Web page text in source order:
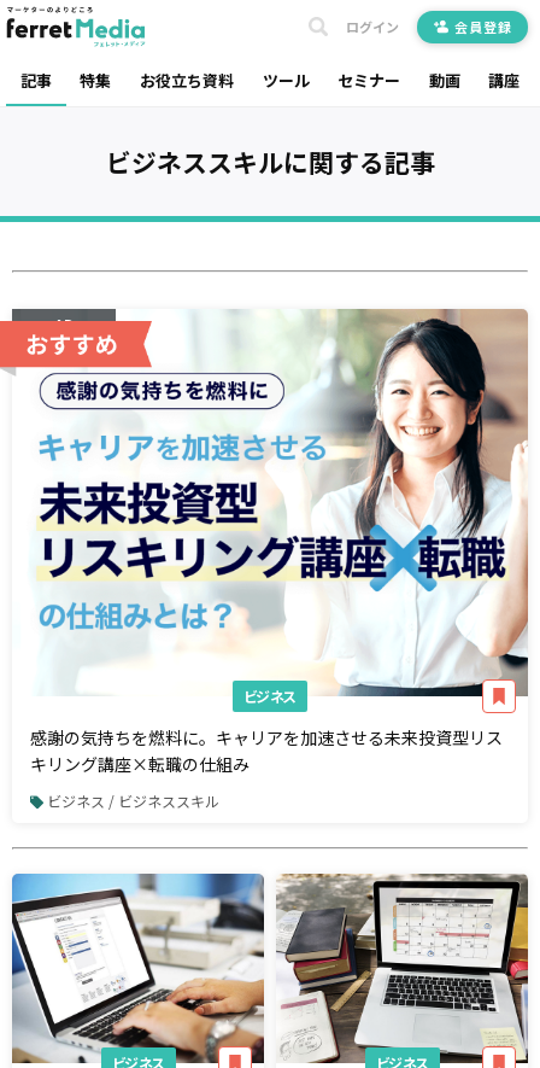
記事 特集 お役立ち資料 ツール セミナー 動画 講座
ログイン 会員登録
ビジネススキルに関する記事
AD
ビジネス
感謝の気持ちを燃料に。キャリアを加速させる未来投資型リス
キリング講座×転職の仕組み
ビジネス / ビジネススキル
ビジネス ビジネス